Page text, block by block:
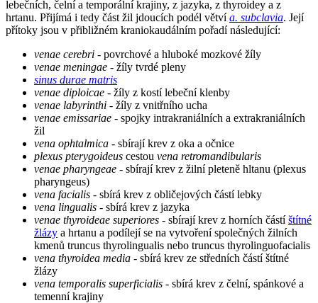
lebečních, čelní a temporální krajiny, z jazyka, z thyroidey a z
hrtanu. Přijímá i tedy část žil jdoucích podél větvía. subclavia. Její
přítoky jsou v přibližném kraniokaudálním pořadí následující:
venae cerebri - povrchové a hluboké mozkové žíly
venae meningae - žíly tvrdé pleny
sinus durae matris
venae diploicae - žíly z kostí lebeční klenby
venae labyrinthi - žíly z vnitřního ucha
venae emissariae - spojky intrakraniálních a extrakraniálních
žil
vena ophtalmica - sbírají krev z oka a očnice
plexus pterygoideus cestou vena retromandibularis
venae pharyngeae - sbírají krev z žilní pleteně hltanu (plexus
pharyngeus)
vena facialis - sbírá krev z obličejových částí lebky
vena lingualis - sbírá krev z jazyka
venae thyroideae superiores - sbírají krev z horních částíštítné
žlázy a hrtanu a podílejí se na vytvoření společných žilních
kmenů truncus thyrolingualis nebo truncus thyrolinguofacialis
vena thyroidea media - sbírá krev ze středních částí štítné
žlázy
vena temporalis superficialis - sbírá krev z čelní, spánkové a
temenní krajiny